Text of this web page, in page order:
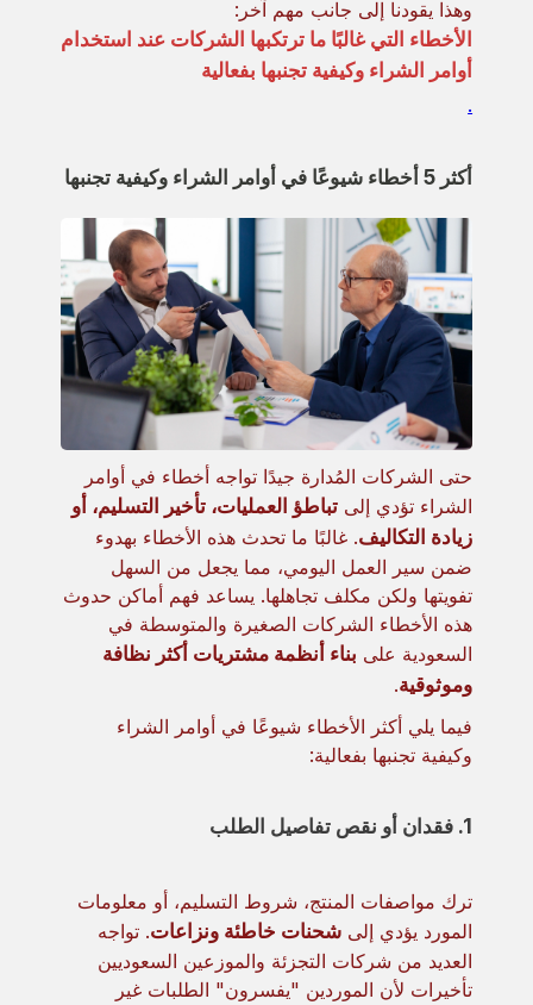
وهذا يقودنا إلى جانب مهم آخر:
الأخطاء التي غالبًا ما ترتكبها الشركات عند استخدام
أوامر الشراء وكيفية تجنبها بفعالية
.
أكثر 5 أخطاء شيوعًا في أوامر الشراء وكيفية تجنبها
حتى الشركات المُدارة جيدًا تواجه أخطاء في أوامر
الشراء تؤدي إلى تباطؤ العمليات، تأخير التسليم، أو
زيادة التكاليف. غالبًا ما تحدث هذه الأخطاء بهدوء
ضمن سير العمل اليومي، مما يجعل من السهل
تفويتها ولكن مكلف تجاهلها. يساعد فهم أماكن حدوث
هذه الأخطاء الشركات الصغيرة والمتوسطة في
السعودية على بناء أنظمة مشتريات أكثر نظافة
وموثوقية.
فيما يلي أكثر الأخطاء شيوعًا في أوامر الشراء
وكيفية تجنبها بفعالية:
1. فقدان أو نقص تفاصيل الطلب
ترك مواصفات المنتج، شروط التسليم، أو معلومات
المورد يؤدي إلى شحنات خاطئة ونزاعات. تواجه
العديد من شركات التجزئة والموزعين السعوديين
تأخيرات لأن الموردين "يفسرون" الطلبات غير